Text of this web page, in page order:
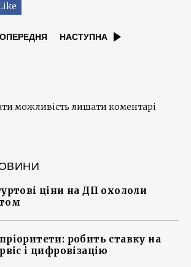
НАСТУПНА
можливість лишати коментарі
ціни на ДП охололи
робить ставку на
і цифровізацію